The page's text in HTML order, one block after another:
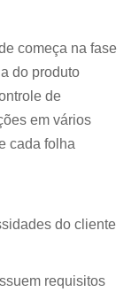
começa na fase
do produto
de
em vários
cada folha
do cliente
requisitos